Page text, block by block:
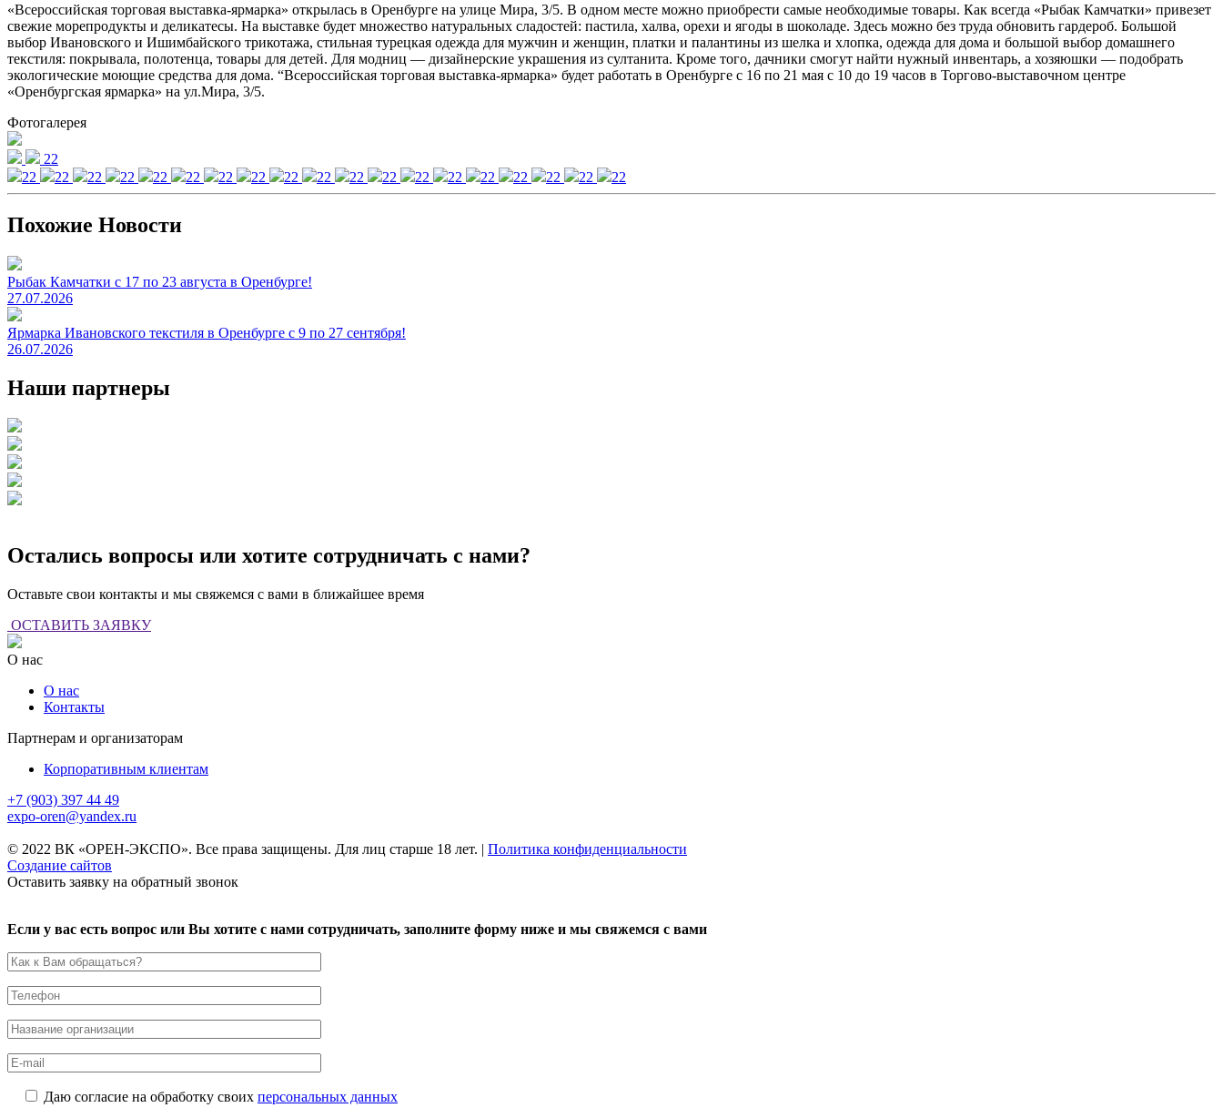
«Всероссийская торговая выставка-ярмарка» открылась в Оренбурге на улице Мира, 3/5. В одном месте можно приобрести самые необходимые товары. Как всегда «Рыбак Камчатки» привезет
свежие морепродукты и деликатесы. На выставке будет множество натуральных сладостей: пастила, халва, орехи и ягоды в шоколаде. Здесь можно без труда обновить гардероб. Большой
выбор Ивановского и Ишимбайского трикотажа, стильная турецкая одежда для мужчин и женщин, платки и палантины из шелка и хлопка, одежда для дома и большой выбор домашнего
текстиля: покрывала, полотенца, товары для детей. Для модниц — дизайнерские украшения из султанита. Кроме того, дачники смогут найти нужный инвентарь, а хозяюшки — подобрать
экологические моющие средства для дома. “Всероссийская торговая выставка-ярмарка» будет работать в Оренбурге с 16 по 21 мая с 10 до 19 часов в Торгово-выставочном центре
«Оренбургская ярмарка» на ул.Мира, 3/5.​
Фотогалерея
22
22
22 22 22 22 22 22 22 22 22 22 22 22 22 22 22 22 22 22
Похожие Новости
Рыбак Камчатки с 17 по 23 августа в Оренбурге!
27.07.2026
Ярмарка Ивановского текстиля в Оренбурге с 9 по 27 сентября!
26.07.2026
Наши партнеры
Остались вопросы или хотите сотрудничать с нами?
Оставьте свои контакты и мы свяжемся с вами в ближайшее время
ОСТАВИТЬ ЗАЯВКУ
О нас
О нас
Контакты
Партнерам и организаторам
Корпоративным клиентам
+7 (903) 397 44 49
expo-oren@yandex.ru
© 2022 ВК «ОРЕН-ЭКСПО». Все права защищены. Для лиц старше 18 лет. | Политика конфиденциальности
Создание сайтов
Оставить заявку на обратный звонок
Если у вас есть вопрос или Вы хотите с нами сотрудничать, заполните форму ниже и мы свяжемся с вами
Даю согласие на обработку своих персональных данных